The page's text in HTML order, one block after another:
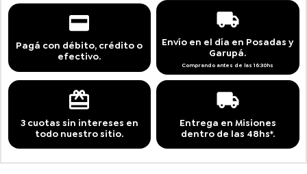
Pagá con débito, crédito o
efectivo.
Envío en el día en Posadas y
Garupá.
Comprando antes de las 16:30hs
3 cuotas sin intereses en
todo nuestro sitio.
Entrega en Misiones
dentro de las 48hs*.